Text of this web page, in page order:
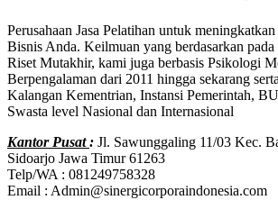
Perusahaan Jasa Pelatihan untuk
Bisnis Anda. Keilmuan yang berdasarkan pada
Riset Mutakhir, kami juga berbasis Psikologi
Berpengalaman dari 2011 hingga sekarang
Kalangan Kementrian, Instansi Pemerintah,
Swasta level Nasional dan Internasional
Kantor Pusat: Jl. Sawunggaling 11/03 Kec.
Sidoarjo Jawa Timur 61263
Telp/WA : 081249758328
Email : Admin@sinergicorporaindonesia.com